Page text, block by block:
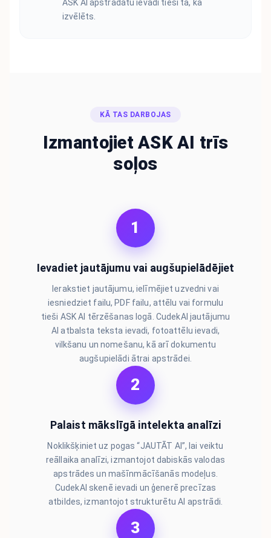
ASK AI apstrādātu ievadi tieši tā, kā
izvēlēts.
KĀ TAS DARBOJAS
Izmantojiet ASK AI trīs
soļos
1
Ievadiet jautājumu vai augšupielādējiet
Ierakstiet jautājumu, ielīmējiet uzvedni vai
iesniedziet failu, PDF failu, attēlu vai formulu
tieši ASK AI tērzēšanas logā. CudekAI jautājumu
AI atbalsta teksta ievadi, fotoattēlu ievadi,
vilkšanu un nomešanu, kā arī dokumentu
augšupielādi ātrai apstrādei.
2
Palaist mākslīgā intelekta analīzi
Noklikšķiniet uz pogas “JAUTĀT AI”, lai veiktu
reāllaika analīzi, izmantojot dabiskās valodas
apstrādes un mašīnmācīšanās modeļus.
CudekAI skenē ievadi un ģenerē precīzas
atbildes, izmantojot strukturētu AI apstrādi.
3